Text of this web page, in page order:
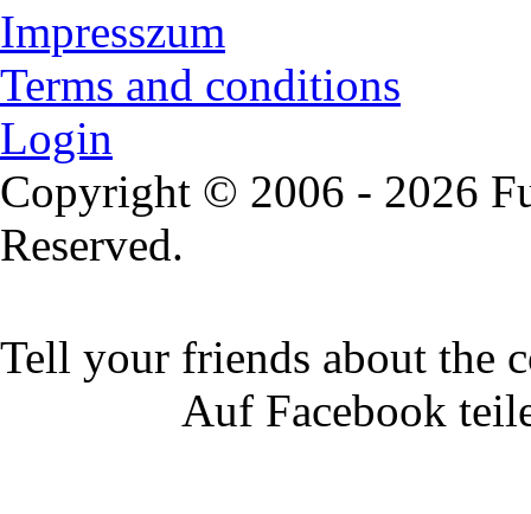
Impresszum
Terms and conditions
Login
Copyright © 2006 - 2026
Reserved.
Tell your friends about the
Auf Facebook